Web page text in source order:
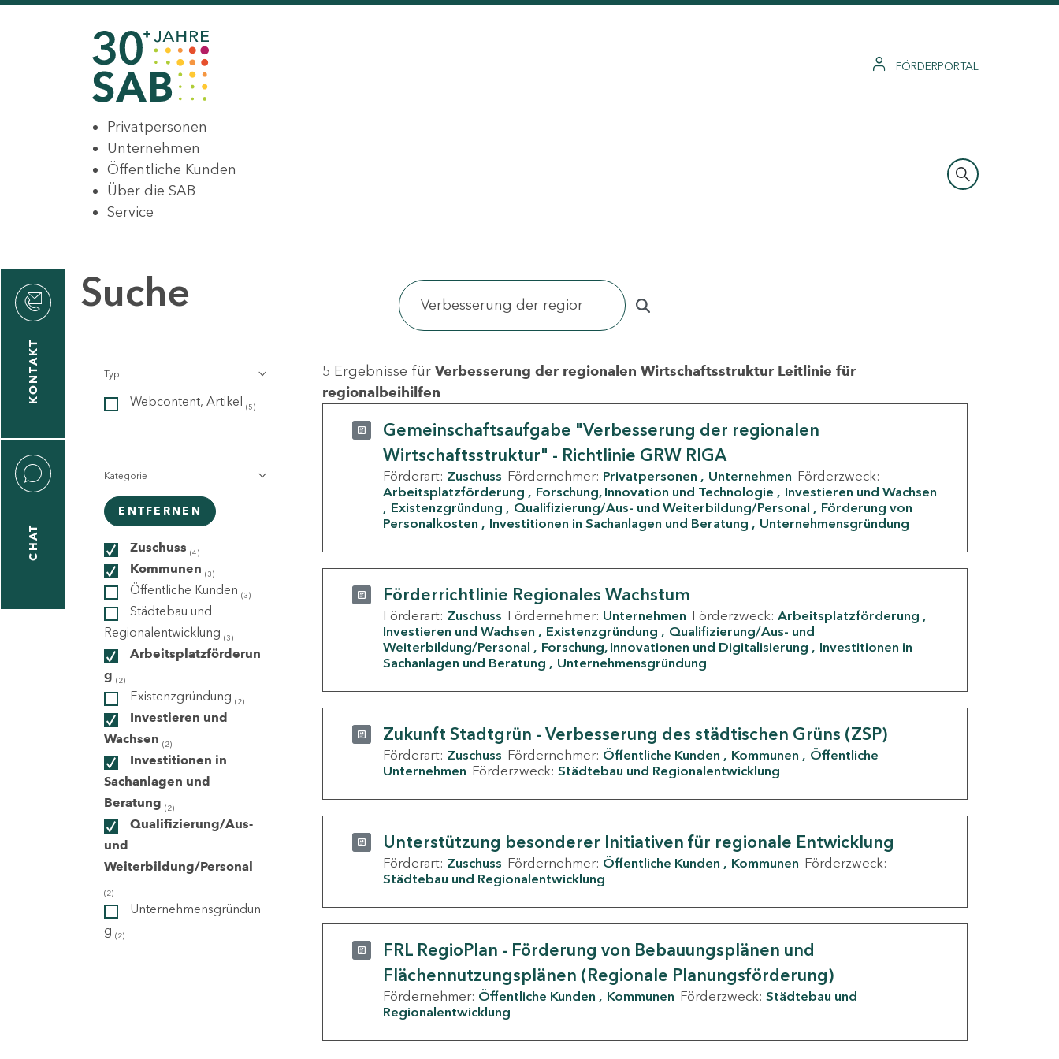
FÖRDERPORTAL
Privatpersonen
Unternehmen
Öffentliche Kunden
Über die SAB
Service
KONTAKT
CHAT
Suche
Typ
Webcontent, Artikel (5)
Kategorie
ENTFERNEN
Zuschuss (4)
Kommunen (3)
Öffentliche Kunden (3)
Städtebau und
Regionalentwicklung (3)
Arbeitsplatzförderun
g (2)
Existenzgründung (2)
Investieren und
Wachsen (2)
Investitionen in
Sachanlagen und
Beratung (2)
Qualifizierung/Aus-
und
Weiterbildung/Personal
(2)
Unternehmensgründun
g (2)
5 Ergebnisse für Verbesserung der regionalen Wirtschaftsstruktur Leitlinie für
regionalbeihilfen
Gemeinschaftsaufgabe "Verbesserung der regionalen
Wirtschaftsstruktur" - Richtlinie GRW RIGA
Förderart: Zuschuss Fördernehmer: Privatpersonen Unternehmen Förderzweck:
Arbeitsplatzförderung
Forschung, Innovation und Technologie
Investieren und Wachsen
Existenzgründung
Qualifizierung/Aus- und Weiterbildung/Personal
Förderung von
Personalkosten
Investitionen in Sachanlagen und Beratung Unternehmensgründung
Förderrichtlinie Regionales Wachstum
Förderart: Zuschuss Fördernehmer: Unternehmen Förderzweck: Arbeitsplatzförderung
Investieren und Wachsen
Existenzgründung
Qualifizierung/Aus- und
Weiterbildung/Personal
Forschung, Innovationen und Digitalisierung
Investitionen in
Sachanlagen und Beratung
Unternehmensgründung
Zukunft Stadtgrün - Verbesserung des städtischen Grüns (ZSP)
Förderart: Zuschuss Fördernehmer: Öffentliche Kunden Kommunen
Öffentliche
Unternehmen Förderzweck: Städtebau und Regionalentwicklung
Unterstützung besonderer Initiativen für regionale Entwicklung
Förderart: Zuschuss Fördernehmer: Öffentliche Kunden Kommunen Förderzweck:
Städtebau und Regionalentwicklung
FRL RegioPlan - Förderung von Bebauungsplänen und
Flächennutzungsplänen (Regionale Planungsförderung)
Fördernehmer: Öffentliche Kunden Kommunen Förderzweck: Städtebau und
Regionalentwicklung